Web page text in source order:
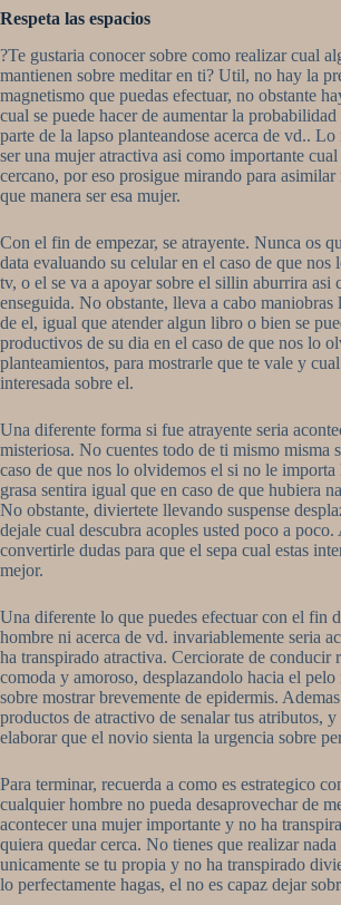
Respeta las espacios
?Te gustaria conocer sobre como realizar cual
mantienen sobre meditar en ti? Util, no hay la
magnetismo que puedas efectuar, no obstante
cual se puede hacer de aumentar la probabilidad
parte de la lapso planteandose acerca de vd.. Lo
ser una mujer atractiva asi­ como importante
cercano, por eso prosigue mirando para asimilar
que manera ser esa mujer.
Con el fin de empezar, se atrayente. Nunca os
data evaluando su celular en el caso de que nos
tv, o el se va a apoyar sobre el silli­n aburrira asi­
enseguida. No obstante, lleva a cabo maniobras
de el, igual que atender algun libro o bien se
productivos de su dia en el caso de que nos lo
planteamientos, para mostrarle que te vale y
interesada sobre el.
Una diferente forma si fue atrayente seri­a
misteriosa. No cuentes todo de ti mismo misma
caso de que nos lo olvidemos el si no le importa
grasa sentira igual que en caso de que hubiera
No obstante, diviertete llevando suspense
dejale cual descubra acoples usted poco a poco.
convertirle dudas para que el sepa cual estas
mejor.
Una diferente lo que puedes efectuar con el fin
hombre ni acerca de vd. invariablemente seri­a
ha transpirado atractiva. Cerciorate de conducir
comoda y amoroso, desplazandolo hacia el pelo
sobre mostrar brevemente de epidermis.
productos de atractivo de senalar tus atributos,
elaborar que el novio sienta la urgencia sobre
Para terminar, recuerda a como es estrategico
cualquier hombre no pueda desaprovechar de
acontecer una mujer importante y no ha
quiera quedar cerca. No tienes que realizar
unicamente se tu propia y no ha transpirado
lo perfectamente hagas, el no es capaz dejar